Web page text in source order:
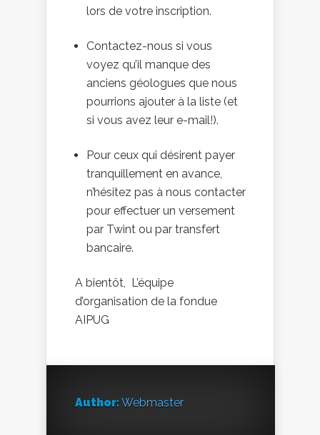
lors de votre inscription.
Contactez-nous si vous
voyez qu’il manque des
anciens géologues que nous
pourrions ajouter à la liste (et
si vous avez leur e-mail!).
Pour ceux qui désirent payer
tranquillement en avance,
n’hésitez pas à nous contacter
pour effectuer un versement
par Twint ou par transfert
bancaire.
A bientôt, L’équipe
d’organisation de la fondue
AIPUG
Author:Webmaster